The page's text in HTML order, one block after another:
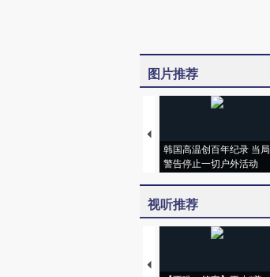
图片推荐
韩国高温创百年纪录 当局
警告停止一切户外活动
视听推荐